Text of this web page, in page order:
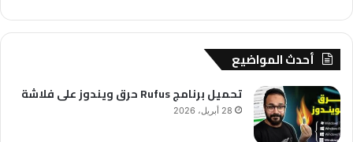
أحدث المواضيع
تحميل برنامج Rufus حرق ويندوز على فلاشة
28 أبريل، 2026